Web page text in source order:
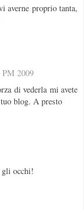
averne proprio tanta,
PM 2009
di vederla mi avete
blog. A presto
gli occhi!